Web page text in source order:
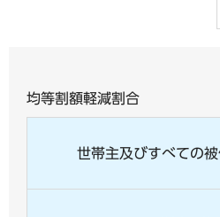
均等割額軽減割合
世帯主及びすべての